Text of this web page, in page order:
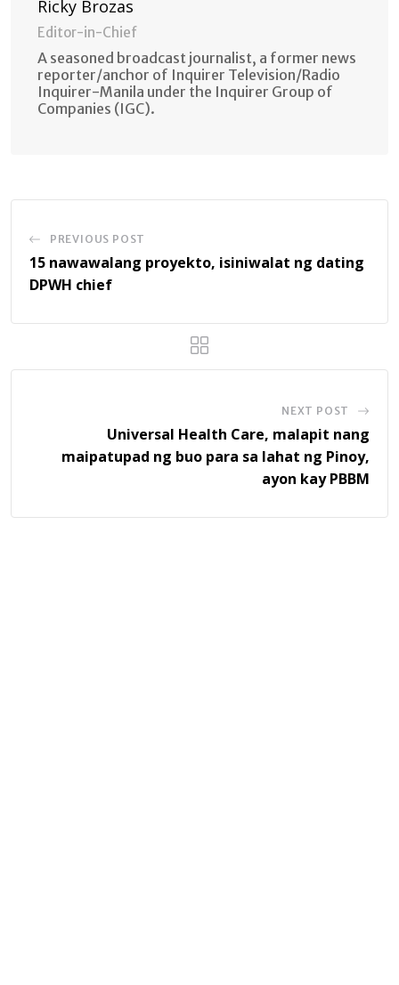
Ricky Brozas
Editor-in-Chief
A seasoned broadcast journalist, a former news
reporter/anchor of Inquirer Television/Radio
Inquirer-Manila under the Inquirer Group of
Companies (IGC).
PREVIOUS POST
15 nawawalang proyekto, isiniwalat ng dating
DPWH chief
NEXT POST
Universal Health Care, malapit nang
maipatupad ng buo para sa lahat ng Pinoy,
ayon kay PBBM